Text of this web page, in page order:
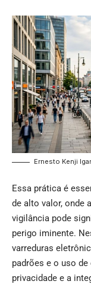
Ernesto Kenji
Essa prática é
de alto valor, onde
vigilância pode
perigo iminente.
varreduras
padrões e o uso
privacidade e a